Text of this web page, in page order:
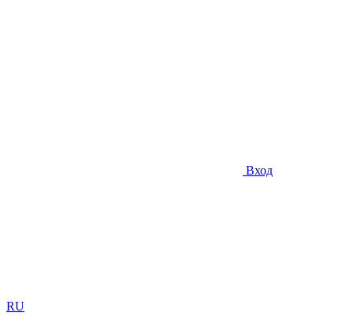
Вход
RU